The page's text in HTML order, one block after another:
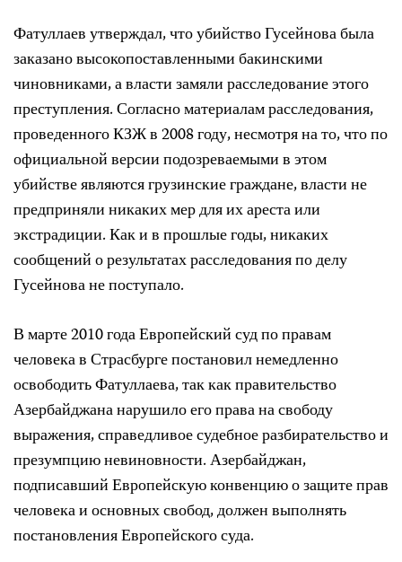
Фатуллаев утверждал, что убийство Гусейнова была
заказано высокопоставленными бакинскими
чиновниками, а власти замяли расследование этого
преступления. Согласно материалам расследования,
проведенного КЗЖ в 2008 году, несмотря на то, что по
официальной версии подозреваемыми в этом
убийстве являются грузинские граждане, власти не
предприняли никаких мер для их ареста или
экстрадиции. Как и в прошлые годы, никаких
сообщений о результатах расследования по делу
Гусейнова не поступало.
В марте 2010 года Европейский суд по правам
человека в Страсбурге постановил немедленно
освободить Фатуллаева, так как правительство
Азербайджана нарушило его права на свободу
выражения, справедливое судебное разбирательство и
презумпцию невиновности. Азербайджан,
подписавший Европейскую конвенцию о защите прав
человека и основных свобод, должен выполнять
постановления Европейского суда.